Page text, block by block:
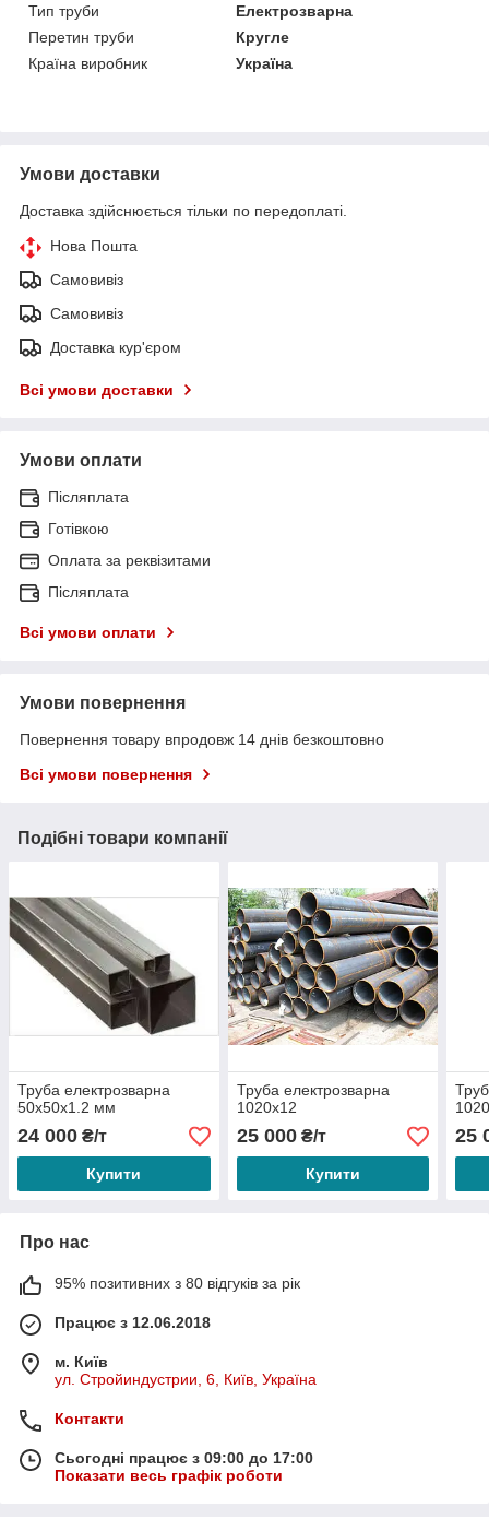
Тип труби
Електрозварна
Перетин труби
Кругле
Країна виробник
Україна
Умови доставки
Доставка здійснюється тільки по передоплаті.
Нова Пошта
Самовивіз
Самовивіз
Доставка кур'єром
Всі умови доставки
Умови оплати
Післяплата
Готівкою
Оплата за реквізитами
Післяплата
Всі умови оплати
Умови повернення
Повернення товару впродовж 14 днів безкоштовно
Всі умови повернення
Подібні товари компанії
Труба електрозварна
50х50х1.2 мм
24 000 ₴/т
Купити
Труба електрозварна
1020x12
25 000₴/т
Купити
25
Про нас
95% позитивних з 80 відгуків за рік
Працює з 12.06.2018
м. Київ
ул. Стройиндустрии, 6, Київ, Україна
Контакти
Сьогодні працює з 09:00 до 17:00
Показати весь графік роботи